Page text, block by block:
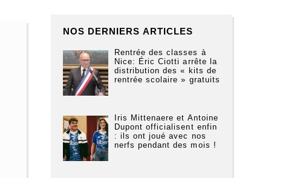
NOS DERNIERS ARTICLES
Rentrée des classes à
Nice: Éric Ciotti arrête la
distribution des « kits de
rentrée scolaire » gratuits
Iris Mittenaere et Antoine
Dupont officialisent enfin
: ils ont joué avec nos
nerfs pendant des mois !